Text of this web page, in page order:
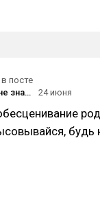
в посте
Когда ваш труд ничего не значит: как общество обесценивает людей и как сохранить достоинство
24 июня
будь